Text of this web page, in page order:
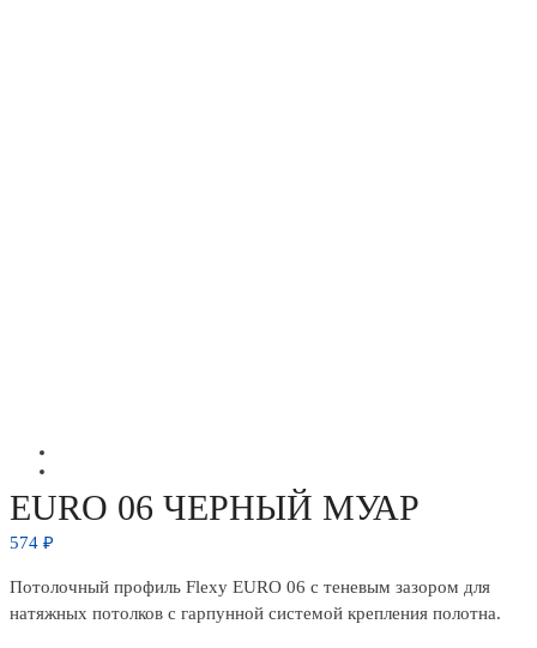
EURO 06 ЧЕРНЫЙ МУАР
574 ₽
Потолочный профиль Flexy EURO 06 с теневым зазором для
натяжных потолков с гарпунной системой крепления полотна.